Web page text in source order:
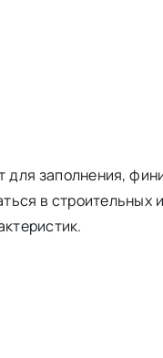
для заполнения,
в строительных